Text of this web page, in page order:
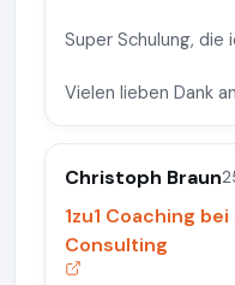
Super Schulung, die
Vielen lieben Dank
Christoph Braun
1zu1 Coaching
Consulting